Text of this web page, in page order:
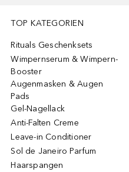
TOP KATEGORIEN
Rituals Geschenksets
Wimpernserum & Wimpern-
Booster
Augenmasken & Augen
Pads
Gel-Nagellack
Anti-Falten Creme
Leave-in Conditioner
Sol de Janeiro Parfum
Haarspangen